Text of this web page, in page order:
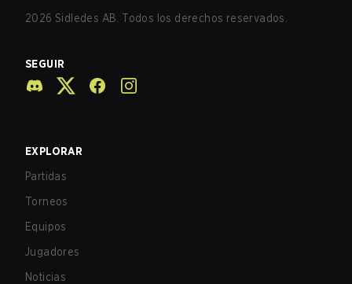
2026 Sidledes AB. Todos los derechos reservados.
SEGUIR
EXPLORAR
Partidas
Torneos
Equipos
Jugadores
Noticias